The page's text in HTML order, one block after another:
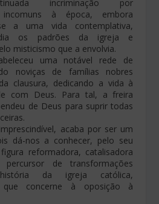
incriminação por
incomuns à época, embora
a uma vida contemplativa,
os padrões da igreja e
misticismo que a envolvia.
uma notável rede de
noviças de famílias nobres
clausura, dedicando a vida à
com Deus. Para tal, a freira
de Deus para suprir todas
acaba por ser um
dá-nos a conhecer, pelo seu
reformadora, catalisadora
de transformações
da igreja católica,
que concerne à oposição à